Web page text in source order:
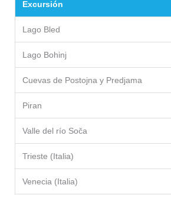
Excursión
Lago Bled
Lago Bohinj
Cuevas de Postojna y Predjama
Piran
Valle del río Soča
Trieste (Italia)
Venecia (Italia)